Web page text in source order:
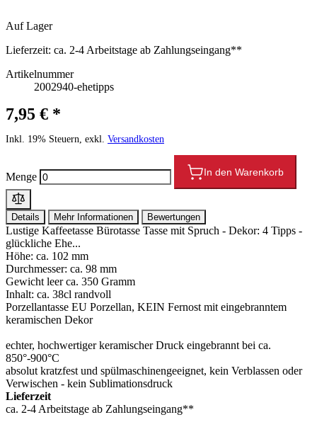
Auf Lager
Lieferzeit: ca. 2-4 Arbeitstage ab Zahlungseingang**
Artikelnummer
2002940-ehetipps
7,95 € *
Inkl. 19% Steuern, exkl. Versandkosten
Menge In den Warenkorb
Details Mehr Informationen Bewertungen
Lustige Kaffeetasse Bürotasse Tasse mit Spruch - Dekor: 4 Tipps -
glückliche Ehe...
Höhe: ca. 102 mm
Durchmesser: ca. 98 mm
Gewicht leer ca. 350 Gramm
Inhalt: ca. 38cl randvoll
Porzellantasse EU Porzellan, KEIN Fernost mit eingebranntem
keramischen Dekor
echter, hochwertiger keramischer Druck eingebrannt bei ca.
850°-900°C
absolut kratzfest und spülmaschinengeeignet, kein Verblassen oder
Verwischen - kein Sublimationsdruck
Lieferzeit
ca. 2-4 Arbeitstage ab Zahlungseingang**